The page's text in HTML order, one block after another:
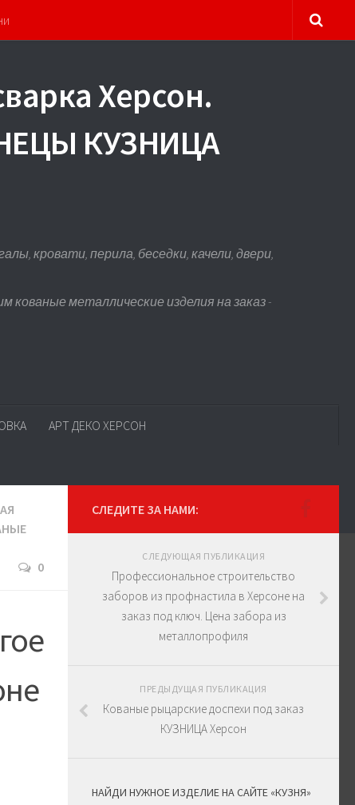
Херсон.
КУЗНИЦА
кровати, перила, беседки, качели, двери,
металлические изделия на заказ -
АРТ ДЕКО ХЕРСОН
0
СЛЕДИТЕ ЗА НАМИ:
СЛЕДУЮЩАЯ ПУБЛИКАЦИЯ
Профессиональное строительство
заборов из профнастила в Херсоне на
заказ под ключ. Цена забора из
металлопрофиля
ПРЕДЫДУЩАЯ ПУБЛИКАЦИЯ
Кованые рыцарские доспехи под заказ
КУЗНИЦА Херсон
НАЙДИ НУЖНОЕ ИЗДЕЛИЕ НА САЙТЕ «КУЗНЯ»